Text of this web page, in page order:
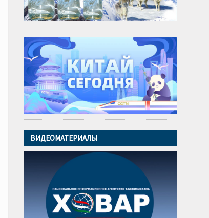
ВИДЕОМАТЕРИАЛЫ